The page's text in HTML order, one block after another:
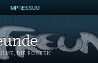
IMPRESSUM
DIE ROCKEN!